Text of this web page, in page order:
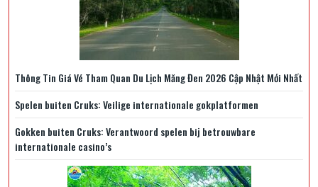
Thông Tin Giá Vé Tham Quan Du Lịch Măng Đen 2026 Cập Nhật Mới Nhất
Spelen buiten Cruks: Veilige internationale gokplatformen
Gokken buiten Cruks: Verantwoord spelen bij betrouwbare
internationale casino’s